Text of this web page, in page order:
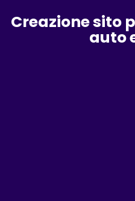
Creazione sito
auto